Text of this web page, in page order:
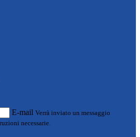
E-mail Verrà inviato un messaggio
necessarie.